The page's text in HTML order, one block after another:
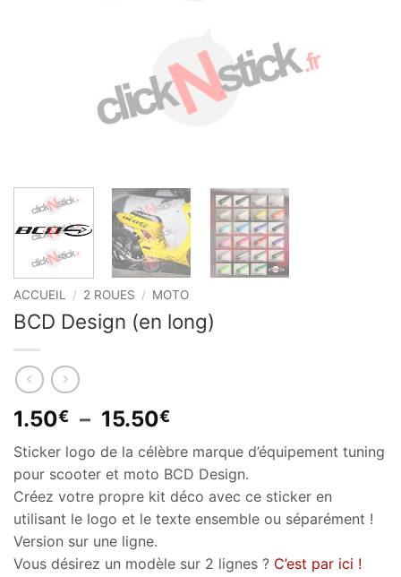
ACCUEIL / 2 ROUES / MOTO
BCD Design (en long)
1.50€ – 15.50€Plage
prix :
1.50€
à
15.50€
Sticker logo de la célèbre marque d’équipement tuning
pour scooter et moto BCD Design.
Créez votre propre kit déco avec ce sticker en
utilisant le logo et le texte ensemble ou séparément !
Version sur une ligne.
Vous désirez un modèle sur 2 lignes ? C’est par ici !